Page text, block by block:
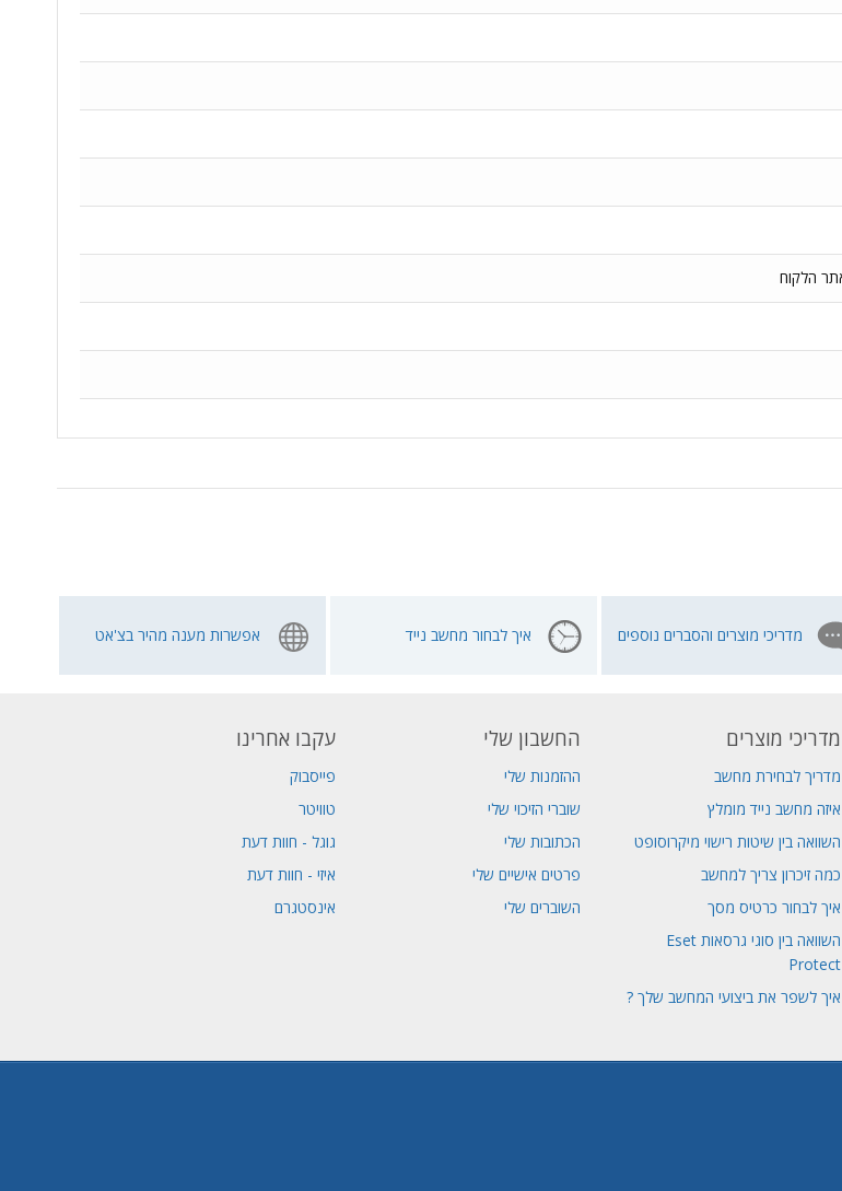
מדריכי מוצרים והסברים נוספים איך לבחור מחשב נייד אפשרות מענה מהיר בצ'אט
מדריכי מוצרים
מדריך לבחירת מחשב
איזה מחשב נייד מומלץ
השוואה בין שיטות רישוי מיקרוסופט
כמה זיכרון צריך למחשב
איך לבחור כרטיס מסך
השוואה בין סוגי גרסאות Eset
Protect
איך לשפר את ביצועי המחשב שלך ?
החשבון שלי
ההזמנות שלי
שוברי הזיכוי שלי
הכתובות שלי
פרטים אישיים שלי
השוברים שלי
עקבו אחרינו
פייסבוק
טוויטר
גוגל - חוות דעת
איזי - חוות דעת
אינסטגרם